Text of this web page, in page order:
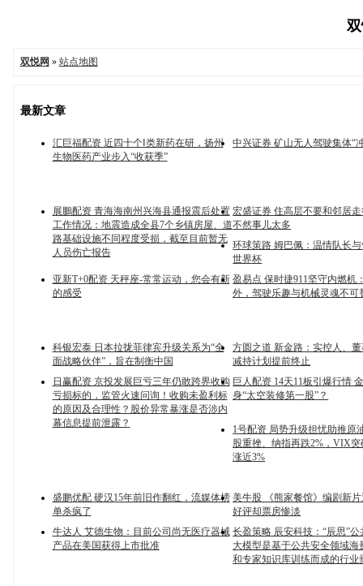
双悦网 » 站点地图
最新文章
汇巨福配资 近四十个Ⅰ类新药在研，扬州
生物医药产业步入“收获季”
中兴证券 矿山无人驾驶集体“
展鵬配资 青海海南州兴海县通报震后处置
工作情况：地震造成全县7个乡镇房屋、道
路基础设施不同程度受损，截至目前暂无
人员伤亡报告
宏盛证券 住高层不要和邻居
不然事儿太多
环球策路 姆巴佩：温情队长
世界杯
亚新T+0配资 天秤座-常常运动，您会有新
的感受
盈易点 保时捷911坚守内燃机
外，驾驶乐趣与机械灵魂不可
科银宏泰 日本拉拢菲律宾升级关系为“全
面战略伙伴”，旨在制衡中国
方圆之道 新金路：实控人、
减持计划提前终止
日赢配资 京投发展巨亏三年仍敢跨界收购
亏损标的，监管火速问询！收购未盈利标
的原因及合理性？股价异常暴涨是否涉内
幕信息提前泄露？
巨人配资 14天11板引爆行情
身“太空装修第一股”？
1号配资 局势升级担忧助推原
股重挫、纳指再跌2%，VIX突
涨近3%
盛鹏优配 硬汉15年前旧作翻红，流媒体榜
单杀疯了
美牛股 《熊家餐馆》编剧新
好评却票房惨淡
牛达人 艾德生物：目前公司尚无医疗器械
产品在美国获得上市批准
长盈策略 辰安科技：“辰思”
大模型是基于公共安全领域海
和专家知识库训练而成的行业